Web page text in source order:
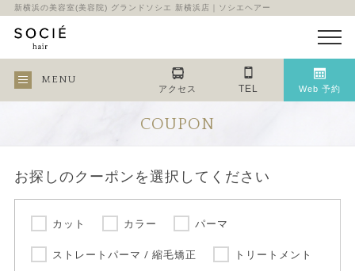
新横浜の美容室(美容院) グランドソシエ 新横浜店｜ソシエヘアー
MENU
アクセス TEL Web 予約
COUPON
お探しのクーポンを選択してください
カット カラー パーマ
ストレートパーマ / 縮毛矯正 トリートメント